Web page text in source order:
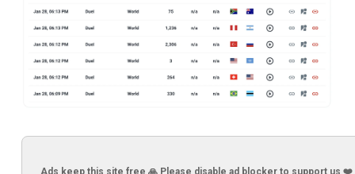
Ads keep this site free 🙏 Please disable ad blocker to support us ❤️